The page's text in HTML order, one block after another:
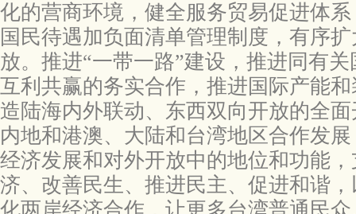
化的营商环境，健全服务贸易促进体
国民待遇加负面清单管理制度，有序
放。推进“一带一路”建设，推进同有
互利共赢的务实合作，推进国际产能
造陆海内外联动、东西双向开放的全
内地和港澳、大陆和台湾地区合作发
经济发展和对外开放中的地位和功能
济、改善民生、推进民主、促进和谐